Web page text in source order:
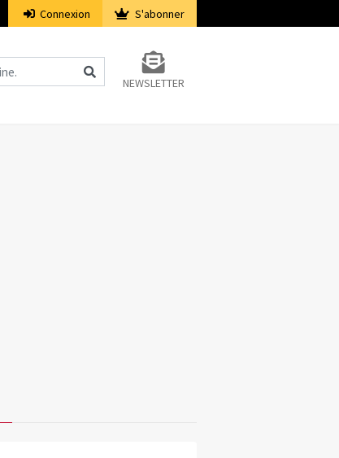
Connexion S'abonner
NEWSLETTER